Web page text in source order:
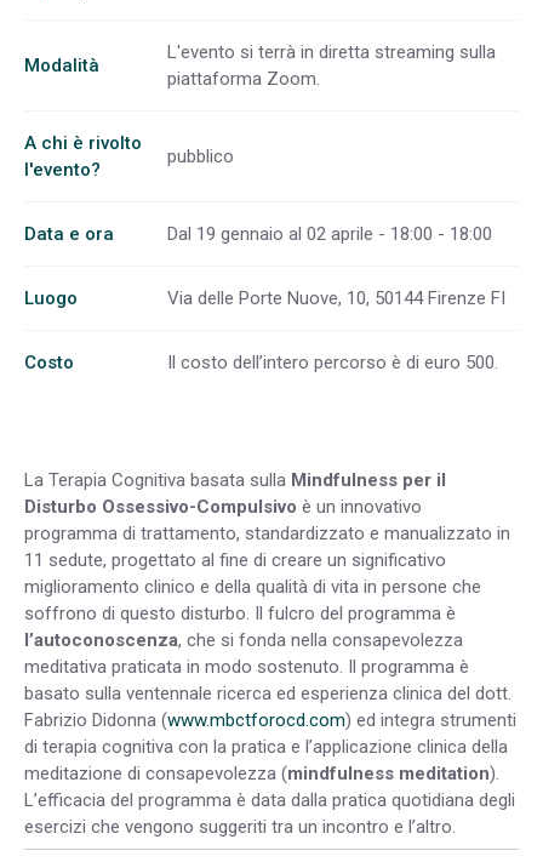
Modalità
L'evento si terrà in diretta streaming sulla
piattaforma Zoom.
A chi è rivolto
l'evento?
pubblico
Data e ora Dal 19 gennaio al 02 aprile - 18:00 - 18:00
Luogo Via delle Porte Nuove, 10, 50144 Firenze FI
Costo Il costo dell’intero percorso è di euro 500.
La Terapia Cognitiva basata sulla Mindfulness per il
Disturbo Ossessivo-Compulsivo è un innovativo
programma di trattamento, standardizzato e manualizzato in
11 sedute, progettato al fine di creare un significativo
miglioramento clinico e della qualità di vita in persone che
soffrono di questo disturbo. Il fulcro del programma è
l’autoconoscenza, che si fonda nella consapevolezza
meditativa praticata in modo sostenuto. Il programma è
basato sulla ventennale ricerca ed esperienza clinica del dott.
Fabrizio Didonna (www.mbctforocd.com) ed integra strumenti
di terapia cognitiva con la pratica e l’applicazione clinica della
meditazione di consapevolezza (mindfulness meditation).
L’efficacia del programma è data dalla pratica quotidiana degli
esercizi che vengono suggeriti tra un incontro e l’altro.